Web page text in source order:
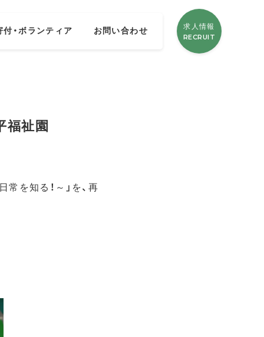
付・ボランティア お問い合わせ
求人情報
RECRUIT
福祉園
を知る！～」を、再